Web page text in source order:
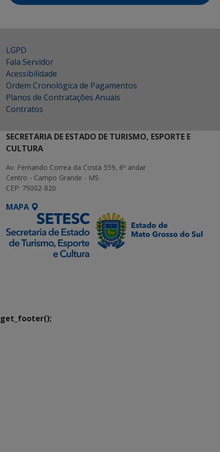
LGPD
Fala Servidor
Acessibilidade
Ordem Cronológica de Pagamentos
Planos de Contratações Anuais
Contratos
SECRETARIA DE ESTADO DE TURISMO, ESPORTE E
CULTURA
Av. Fernando Correa da Costa 559, 6º andar
Centro - Campo Grande - MS
CEP: 79002-820
MAPA
get_footer();